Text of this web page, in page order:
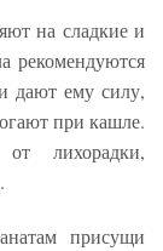
на сладкие и
рекомендуются
дают ему силу,
при кашле.
лихорадки,
присущи